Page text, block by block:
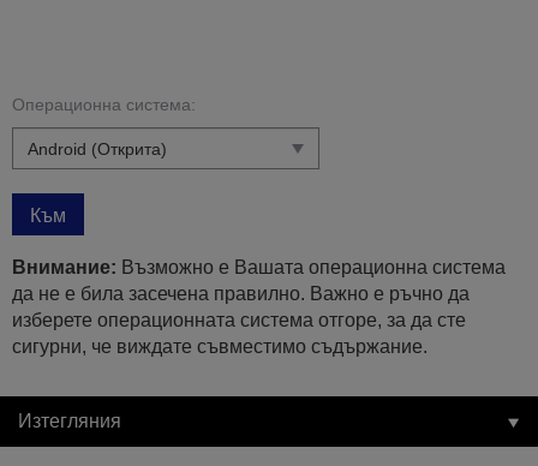
Операционна система:
Към
Внимание: Възможно е Вашата операционна система
да не е била засечена правилно. Важно е ръчно да
изберете операционната система отгоре, за да сте
сигурни, че виждате съвместимо съдържание.
Изтегляния